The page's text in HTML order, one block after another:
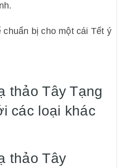
bị cho một cái Tết ý
thảo Tây Tạng
các loại khác
thảo Tây